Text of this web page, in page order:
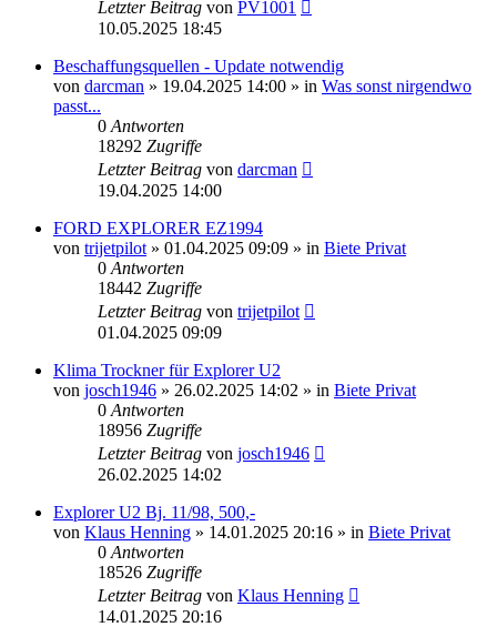
Letzter Beitrag von PV1001
10.05.2025 18:45
Beschaffungsquellen - Update notwendig
von darcman » 19.04.2025 14:00 » in Was sonst nirgendwo
passt...
0 Antworten
18292 Zugriffe
Letzter Beitrag von darcman
19.04.2025 14:00
FORD EXPLORER EZ1994
von trijetpilot » 01.04.2025 09:09 » in Biete Privat
0 Antworten
18442 Zugriffe
Letzter Beitrag von trijetpilot
01.04.2025 09:09
Klima Trockner für Explorer U2
von josch1946 » 26.02.2025 14:02 » in Biete Privat
0 Antworten
18956 Zugriffe
Letzter Beitrag von josch1946
26.02.2025 14:02
Explorer U2 Bj. 11/98, 500,-
von Klaus Henning » 14.01.2025 20:16 » in Biete Privat
0 Antworten
18526 Zugriffe
Letzter Beitrag von Klaus Henning
14.01.2025 20:16